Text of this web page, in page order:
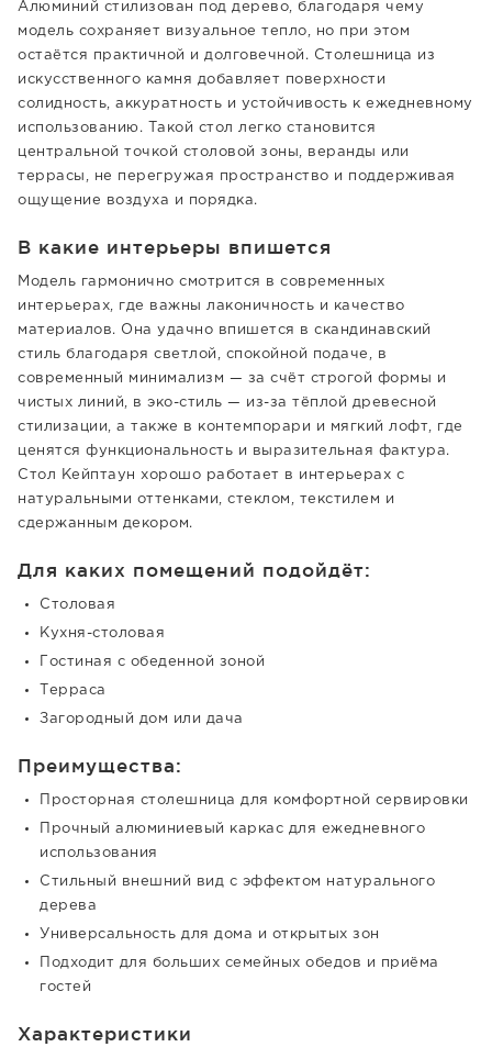
Алюминий стилизован под дерево, благодаря чему
модель сохраняет визуальное тепло, но при этом
остаётся практичной и долговечной. Столешница из
искусственного камня добавляет поверхности
солидность, аккуратность и устойчивость к ежедневному
использованию. Такой стол легко становится
центральной точкой столовой зоны, веранды или
террасы, не перегружая пространство и поддерживая
ощущение воздуха и порядка.
В какие интерьеры впишется
Модель гармонично смотрится в современных
интерьерах, где важны лаконичность и качество
материалов. Она удачно впишется в скандинавский
стиль благодаря светлой, спокойной подаче, в
современный минимализм — за счёт строгой формы и
чистых линий, в эко-стиль — из-за тёплой древесной
стилизации, а также в контемпорари и мягкий лофт, где
ценятся функциональность и выразительная фактура.
Стол Кейптаун хорошо работает в интерьерах с
натуральными оттенками, стеклом, текстилем и
сдержанным декором.
Для каких помещений подойдёт:
Столовая
Кухня-столовая
Гостиная с обеденной зоной
Терраса
Загородный дом или дача
Преимущества:
Просторная столешница для комфортной сервировки
Прочный алюминиевый каркас для ежедневного
использования
Стильный внешний вид с эффектом натурального
дерева
Универсальность для дома и открытых зон
Подходит для больших семейных обедов и приёма
гостей
Характеристики